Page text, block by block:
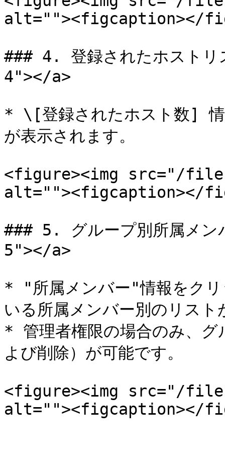
alt=""><figcaption></
### 4. 登録されたホス
4"></a>
* \[登録されたホスト数] 情
が表示されます。
<figure><img src="/files/
alt=""><figcaption></
### 5. グループ別所属
5"></a>
* "所属メンバー"情報をクリ
いる所属メンバー別のリスト
* 管理者権限の場合のみ、グ
よび削除）が可能です。
<figure><img src="/files/